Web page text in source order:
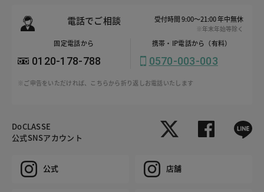
電話でご相談 受付時間 9:00～21:00 年中無休
※年末年始等除く
固定電話から
0120-178-788
携帯・IP電話から（有料）
0570-003-003
※ご申告をいただければ、こちらから折り返しお電話いたします
DoCLASSE
公式SNSアカウント
公式 店舗